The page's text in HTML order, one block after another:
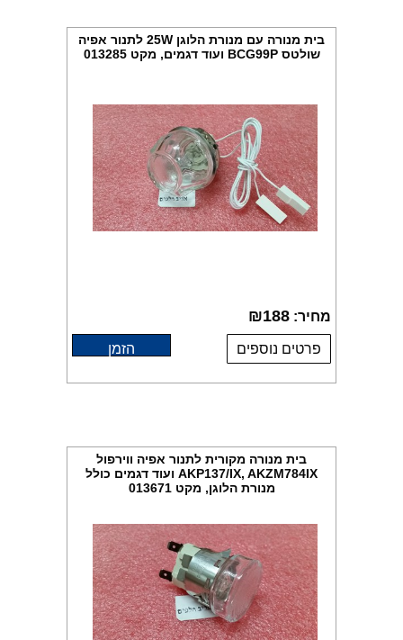
בית מנורה עם מנורת הלוגן 25W לתנור אפיה
שולטס BCG99P ועוד דגמים, מקט 013285
מחיר: ₪188
פרטים נוספים הזמן
בית מנורה מקורית לתנור אפיה ווירפול
AKP137/IX, AKZM784IX ועוד דגמים כולל
מנורת הלוגן, מקט 013671